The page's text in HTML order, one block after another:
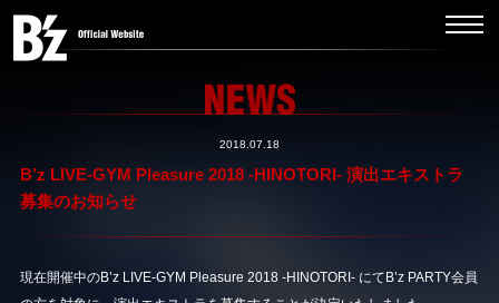
2018.07.18
B’z LIVE-GYM Pleasure 2018 -HINOTORI- 演出エキストラ
募集のお知らせ
現在開催中のB’z LIVE-GYM Pleasure 2018 -HINOTORI- にてB’z PARTY会員